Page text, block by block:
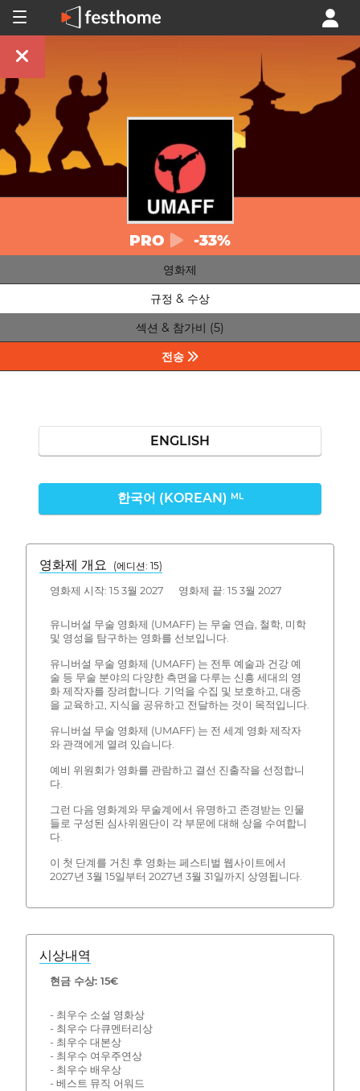
PRO -33%
영화제
규정 & 수상
섹션 & 참가비 (5)
전송
ENGLISH
한국어 (KOREAN) ML
영화제 개요 (에디션: 15)
영화제 시작: 15 3월 2027 영화제 끝: 15 3월 2027
유니버설 무술 영화제 (UMAFF) 는 무술 연습, 철학, 미학
및 영성을 탐구하는 영화를 선보입니다.
유니버설 무술 영화제 (UMAFF) 는 전투 예술과 건강 예
술 등 무술 분야의 다양한 측면을 다루는 신흥 세대의 영
화 제작자를 장려합니다. 기억을 수집 및 보호하고, 대중
을 교육하고, 지식을 공유하고 전달하는 것이 목적입니다.
유니버설 무술 영화제 (UMAFF) 는 전 세계 영화 제작자
와 관객에게 열려 있습니다.
예비 위원회가 영화를 관람하고 결선 진출작을 선정합니
다.
그런 다음 영화계와 무술계에서 유명하고 존경받는 인물
들로 구성된 심사위원단이 각 부문에 대해 상을 수여합니
다.
이 첫 단계를 거친 후 영화는 페스티벌 웹사이트에서
2027년 3월 15일부터 2027년 3월 31일까지 상영됩니다.
시상내역
현금 수상: 15€
- 최우수 소설 영화상
- 최우수 다큐멘터리상
- 최우수 대본상
- 최우수 여우주연상
- 최우수 배우상
- 베스트 뮤직 어워드